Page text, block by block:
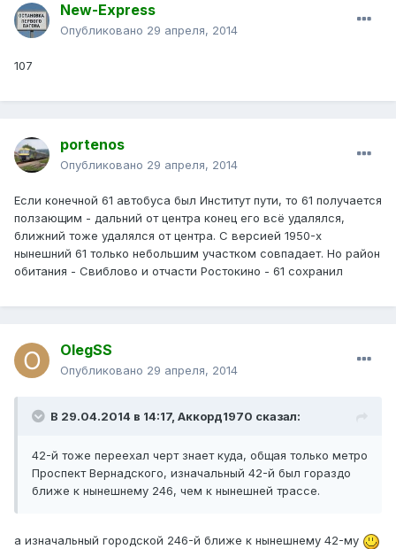
New-Express
Опубликовано 29 апреля, 2014
107
portenos
Опубликовано 29 апреля, 2014
Если конечной 61 автобуса был Институт пути, то 61 получается
ползающим - дальний от центра конец его всё удалялся,
ближний тоже удалялся от центра. С версией 1950-х
нынешний 61 только небольшим участком совпадает. Но район
обитания - Свиблово и отчасти Ростокино - 61 сохранил
OlegSS
Опубликовано 29 апреля, 2014
В 29.04.2014 в 14:17, Аккорд1970 сказал:
42-й тоже переехал черт знает куда, общая только метро
Проспект Вернадского, изначальный 42-й был гораздо
ближе к нынешнему 246, чем к нынешней трассе.
а изначальный городской 246-й ближе к нынешнему 42-му